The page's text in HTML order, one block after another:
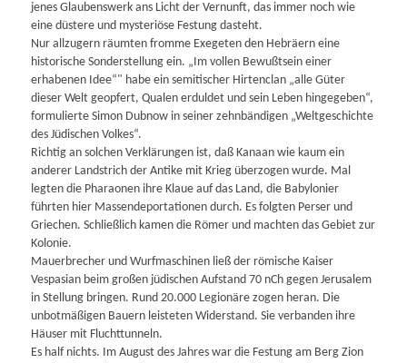
jenes Glaubenswerk ans Licht der Vernunft, das immer noch wie
eine düstere und mysteriöse Festung dasteht.
Nur allzugern räumten fromme Exegeten den Hebräern eine
historische Sonderstellung ein. „Im vollen Bewußtsein einer
erhabenen Idee“" habe ein semitischer Hirtenclan „alle Güter
dieser Welt geopfert, Qualen erduldet und sein Leben hingegeben“,
formulierte Simon Dub­now in seiner zehnbändigen „Weltgeschichte
des Jüdischen Volkes“.
Richtig an solchen Verklärungen ist, daß Kanaan wie kaum ein
anderer Landstrich der Antike mit Krieg überzogen wurde. Mal
legten die Pharaonen ihre Klaue auf das Land, die Babylonier
führten hier Massendeportationen durch. Es folgten Perser und
Griechen. Schließlich kamen die Römer und machten das Gebiet zur
Kolonie.
Mauerbrecher und Wurfmaschinen ließ der römische Kaiser
Vespasian beim großen jüdischen Aufstand 70 nCh gegen Jerusalem
in Stellung bringen. Rund 20.000 Legionäre zogen heran. Die
unbotmäßigen Bauern leisteten Widerstand. Sie verbanden ihre
Häuser mit Fluchttunneln.
Es half nichts. Im August des Jahres war die Festung am Berg Zion